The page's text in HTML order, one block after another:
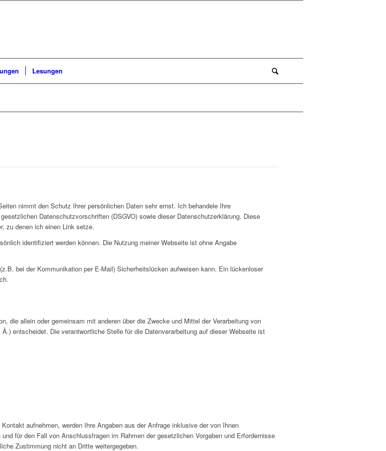
Lesungen
nimmt den Schutz Ihrer persönlichen Daten sehr ernst. Ich behandele Ihre
Datenschutzvorschriften (DSGVO) sowie dieser Datenschutzerklärung. Diese
zu denen ich einen Link setze.
identifiziert werden können. Die Nutzung meiner Webseite ist ohne Angabe
bei der Kommunikation per E-Mail) Sicherheitslücken aufweisen kann. Ein lückenloser
die allein oder gemeinsam mit anderen über die Zwecke und Mittel der Verarbeitung von
entscheidet. Die verantwortliche Stelle für die Datenverarbeitung auf dieser Webseite ist
aufnehmen, werden Ihre Angaben aus der Anfrage inklusive der von Ihnen
für den Fall von Anschlussfragen im Rahmen der gesetzlichen Vorgaben und Erfordernisse
Zustimmung nicht an Dritte weitergegeben.